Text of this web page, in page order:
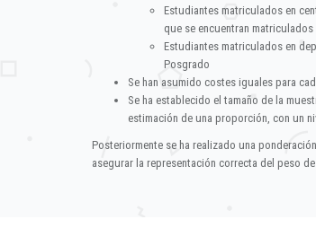
Estudiantes matriculados en
que se encuentran matriculados
Estudiantes matriculados en
Posgrado
Se han asumido costes iguales para
Se ha establecido el tamaño de la
estimación de una proporción, con un
Posteriormente se ha realizado una
asegurar la representación correcta del peso